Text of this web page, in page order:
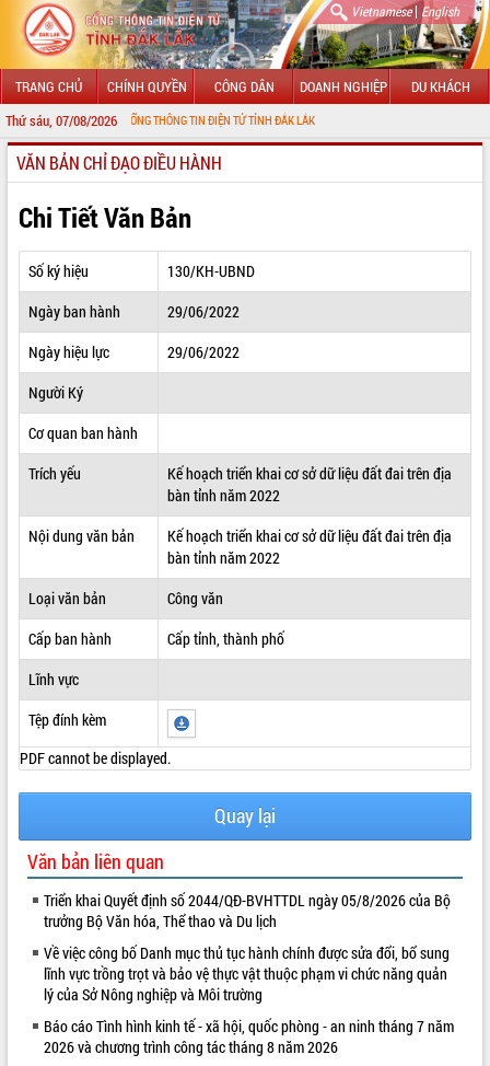
Vietnamese| English
TRANG CHỦ CHÍNH QUYỀN CÔNG DÂN DOANH NGHIỆP DU KHÁCH
Thứ sáu, 07/08/2026
ĐẾN VỚI CỔNG THÔNG TIN ĐIỆN TỬ TỈNH ĐẮK LẮK
GIỚI THIỆU
LÃNH ĐẠO UBND TỈNH
TIN TỨC SỰ KIỆN
SỞ, BAN, NGÀNH
THÔNG TIN CHỈ ĐẠO ĐIỀU HÀNH
HỆ THỐNG VĂN BẢN
VĂN BẢN HĐND TỈNH
ĐIỂM TIN VĂN BẢN
VIDEO
Loading the player...
VĂN BẢN CHỈ ĐẠO ĐIỀU HÀNH
Chi Tiết Văn Bản
Số ký hiệu
130/KH-UBND
Ngày ban hành
29/06/2022
Ngày hiệu lực
29/06/2022
Người Ký
Cơ quan ban hành
Trích yếu
Kế hoạch triển khai cơ sở dữ liệu đất đai trên địa
bàn tỉnh năm 2022
Nội dung văn bản
Kế hoạch triển khai cơ sở dữ liệu đất đai trên địa
bàn tỉnh năm 2022
Loại văn bản
Công văn
Cấp ban hành
Cấp tỉnh, thành phố
Lĩnh vực
Tệp đính kèm
PDF cannot be displayed.
Quay lại
Văn bản liên quan
Triển khai Quyết định số 2044/QĐ-BVHTTDL ngày 05/8/2026 của Bộ
trưởng Bộ Văn hóa, Thể thao và Du lịch
Về việc công bố Danh mục thủ tục hành chính được sửa đổi, bổ sung
lĩnh vực trồng trọt và bảo vệ thực vật thuộc phạm vi chức năng quản
lý của Sở Nông nghiệp và Môi trường
Báo cáo Tình hình kinh tế - xã hội, quốc phòng - an ninh tháng 7 năm
2026 và chương trình công tác tháng 8 năm 2026